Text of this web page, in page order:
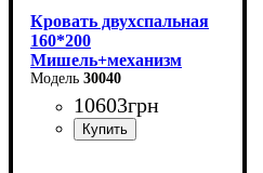
Кровать двухспальная
160*200
Мишель+механизм
(серая)30040
10603грн